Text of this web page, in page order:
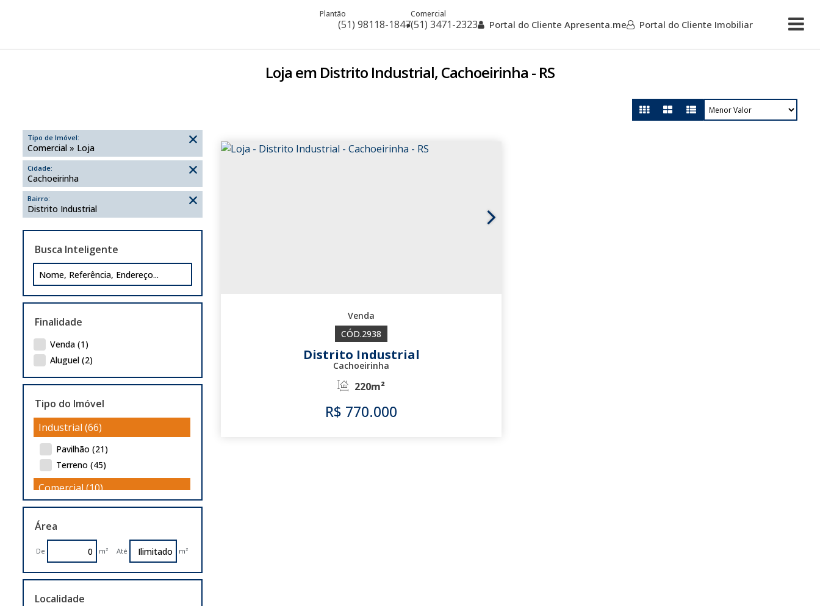
(51) 98118-1847
Plantão
(51) 3471-2323
Comercial
Portal do Cliente Apresenta.me Portal do Cliente Imobiliar
Loja em Distrito Industrial, Cachoeirinha - RS
Tipo de Imóvel:
Comercial » Loja
Cidade:
Cachoeirinha
Bairro:
Distrito Industrial
Busca Inteligente
Finalidade
Venda (1)
Aluguel (2)
Tipo do Imóvel
Industrial (66)
Pavilhão (21)
Terreno (45)
Comercial (10)
Loja (1)
Pavilhão (5)
Prédio (1)
Terreno (3)
Área
De m² Até m²
Localidade
R$ 770.000
2938
Distrito Industrial
Cachoeirinha
220m²